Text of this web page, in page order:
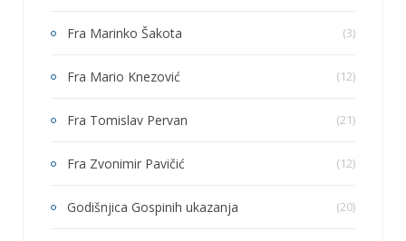
Fra Marinko Šakota (3)
Fra Mario Knezović (12)
Fra Tomislav Pervan (21)
Fra Zvonimir Pavičić (12)
Godišnjica Gospinih ukazanja (20)